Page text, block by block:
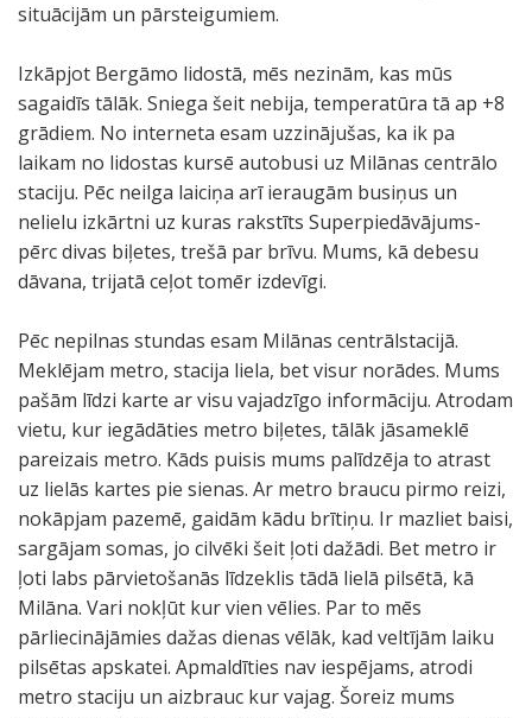
situācijām un pārsteigumiem.
Izkāpjot Bergāmo lidostā, mēs nezinām, kas mūs
sagaidīs tālāk. Sniega šeit nebija, temperatūra tā ap +8
grādiem. No interneta esam uzzinājušas, ka ik pa
laikam no lidostas kursē autobusi uz Milānas centrālo
staciju. Pēc neilga laiciņa arī ieraugām busiņus un
nelielu izkārtni uz kuras rakstīts Superpiedāvājums-
pērc divas biļetes, trešā par brīvu. Mums, kā debesu
dāvana, trijatā ceļot tomēr izdevīgi.
Pēc nepilnas stundas esam Milānas centrālstacijā.
Meklējam metro, stacija liela, bet visur norādes. Mums
pašām līdzi karte ar visu vajadzīgo informāciju. Atrodam
vietu, kur iegādāties metro biļetes, tālāk jāsameklē
pareizais metro. Kāds puisis mums palīdzēja to atrast
uz lielās kartes pie sienas. Ar metro braucu pirmo reizi,
nokāpjam pazemē, gaidām kādu brītiņu. Ir mazliet baisi,
sargājam somas, jo cilvēki šeit ļoti dažādi. Bet metro ir
ļoti labs pārvietošanās līdzeklis tādā lielā pilsētā, kā
Milāna. Vari nokļūt kur vien vēlies. Par to mēs
pārliecinājāmies dažas dienas vēlāk, kad veltījām laiku
pilsētas apskatei. Apmaldīties nav iespējams, atrodi
metro staciju un aizbrauc kur vajag. Šoreiz mums